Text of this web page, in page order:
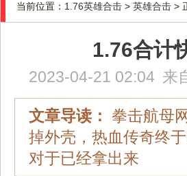
当前位置： 1.76英雄合击 > 英雄合击 >
1.76合计
2023-04-21 02:04 来
文章导读：
拳击航母
掉外壳，热血传奇终
对于已经拿出来